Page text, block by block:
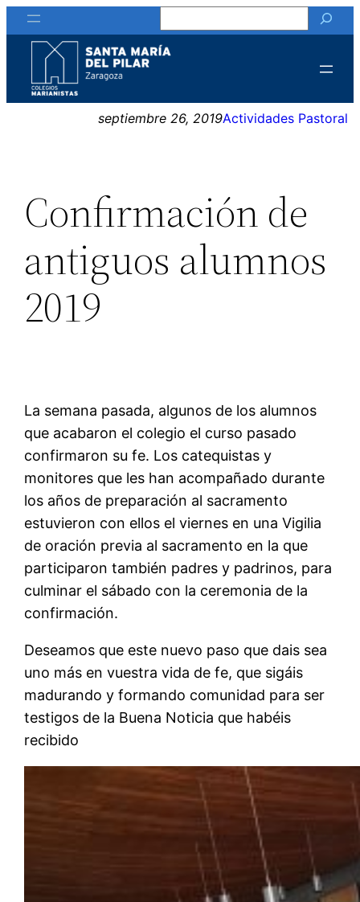
Saltar
al
contenido
septiembre 26, 2019Actividades Pastoral
Confirmación de
antiguos alumnos
2019
La semana pasada, algunos de los alumnos
que acabaron el colegio el curso pasado
confirmaron su fe. Los catequistas y
monitores que les han acompañado durante
los años de preparación al sacramento
estuvieron con ellos el viernes en una Vigilia
de oración previa al sacramento en la que
participaron también padres y padrinos, para
culminar el sábado con la ceremonia de la
confirmación.
Deseamos que este nuevo paso que dais sea
uno más en vuestra vida de fe, que sigáis
madurando y formando comunidad para ser
testigos de la Buena Noticia que habéis
recibido